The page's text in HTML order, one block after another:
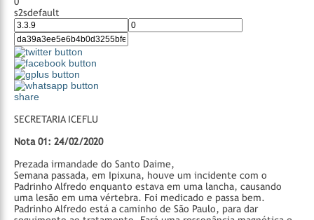
s2sdefault
share
SECRETARIA ICEFLU
Nota 01: 24/02/2020
Prezada irmandade do Santo Daime,
Semana passada, em Ipixuna, houve um incidente com o
Padrinho Alfredo enquanto estava em uma lancha, causando
uma lesão em uma vértebra. Foi medicado e passa bem.
Padrinho Alfredo está a caminho de São Paulo, para dar